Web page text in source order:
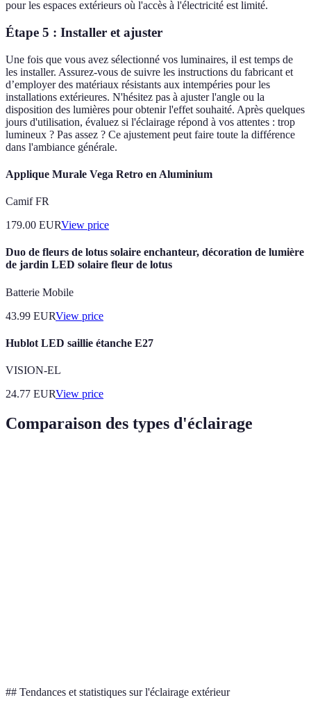
pour les espaces extérieurs où l'accès à l'électricité est limité.
Étape 5 : Installer et ajuster
Une fois que vous avez sélectionné vos luminaires, il est temps de
les installer. Assurez-vous de suivre les instructions du fabricant et
d’employer des matériaux résistants aux intempéries pour les
installations extérieures. N'hésitez pas à ajuster l'angle ou la
disposition des lumières pour obtenir l'effet souhaité. Après quelques
jours d'utilisation, évaluez si l'éclairage répond à vos attentes : trop
lumineux ? Pas assez ? Ce ajustement peut faire toute la différence
dans l'ambiance générale.
Applique Murale Vega Retro en Aluminium
Camif FR
179.00 EURView price
Duo de fleurs de lotus solaire enchanteur, décoration de lumière
de jardin LED solaire fleur de lotus
Batterie Mobile
43.99 EURView price
Hublot LED saillie étanche E27
VISION-EL
24.77 EURView price
Comparaison des types d'éclairage
## Tendances et statistiques sur l'éclairage extérieur